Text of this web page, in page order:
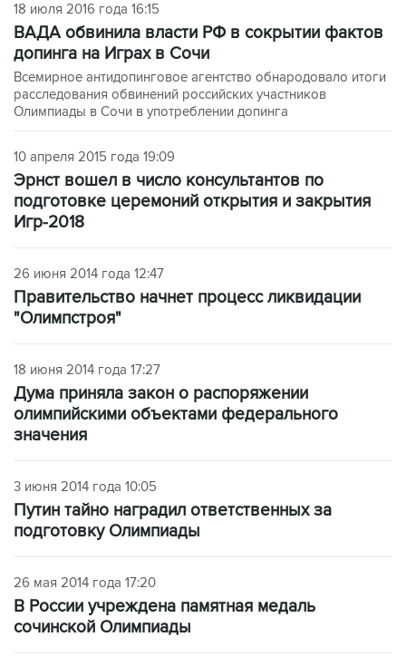
18 июля 2016 года 16:15
ВАДА обвинила власти РФ в сокрытии фактов
допинга на Играх в Сочи
Всемирное антидопинговое агентство обнародовало итоги
расследования обвинений российских участников
Олимпиады в Сочи в употреблении допинга
10 апреля 2015 года 19:09
Эрнст вошел в число консультантов по
подготовке церемоний открытия и закрытия
Игр-2018
26 июня 2014 года 12:47
Правительство начнет процесс ликвидации
"Олимпстроя"
18 июня 2014 года 17:27
Дума приняла закон о распоряжении
олимпийскими объектами федерального
значения
3 июня 2014 года 10:05
Путин тайно наградил ответственных за
подготовку Олимпиады
26 мая 2014 года 17:20
В России учреждена памятная медаль
сочинской Олимпиады